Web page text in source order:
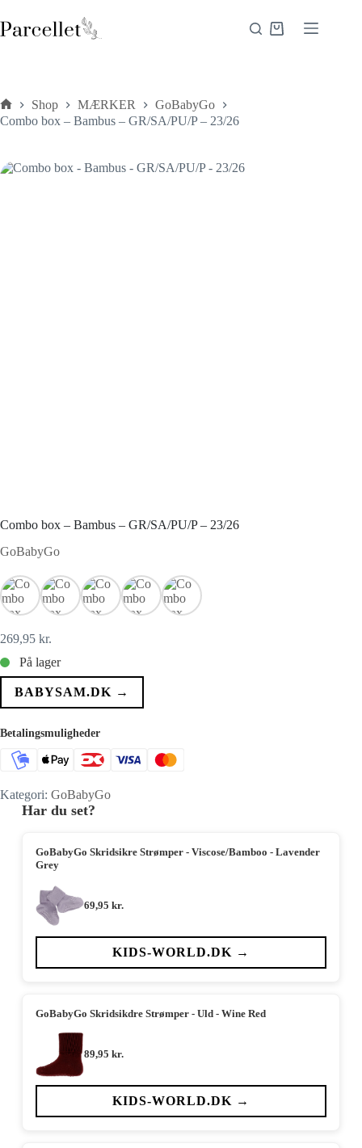
til
indhold
Indkøbskurv
Forside
Shop MÆRKER
GoBabyGo
Combo box – Bambus – GR/SA/PU/P – 23/26
Combo box – Bambus – GR/SA/PU/P – 23/26
GoBabyGo
269,95 kr.
På lager
BABYSAM.DK →
Betalingsmuligheder
Kategori: GoBabyGo
Har du set?
GoBabyGo Skridsikre Strømper - Viscose/Bamboo - Lavender
Grey
69,95 kr.
KIDS-WORLD.DK →
GoBabyGo Skridsikdre Strømper - Uld - Wine Red
89,95 kr.
KIDS-WORLD.DK →